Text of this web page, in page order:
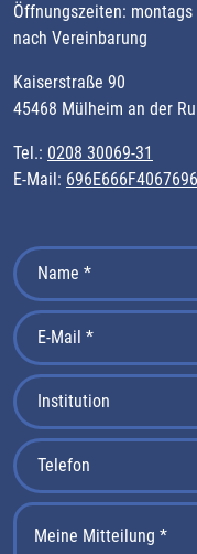
Öffnungszeiten:
nach Vereinbarung
Kaiserstraße 90
45468 Mülheim an der
Tel.: 0208 30069-31
E-Mail: